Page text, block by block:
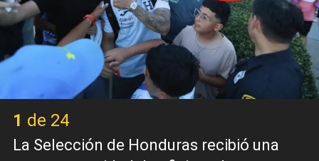
1 de 24
La Selección de Honduras recibió una